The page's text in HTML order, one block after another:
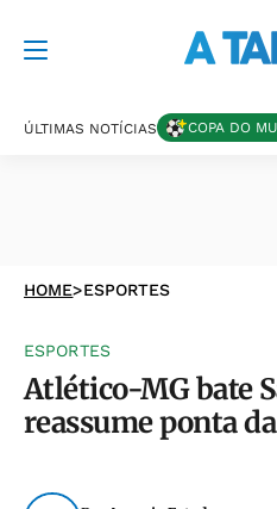
ÚLTIMAS NOTÍCIAS COPA DO
HOME>ESPORTES
ESPORTES
Atlético-MG bate
reassume ponta